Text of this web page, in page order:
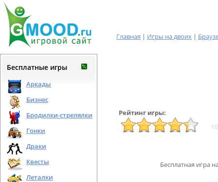
Главная | Игры на двоих |
Бесплатные игры
Аркады
Бизнес
Бродилки-стрелялки
Гонки
Драки
Квесты
Леталки
Рейтинг игры:
Бесплатная игра